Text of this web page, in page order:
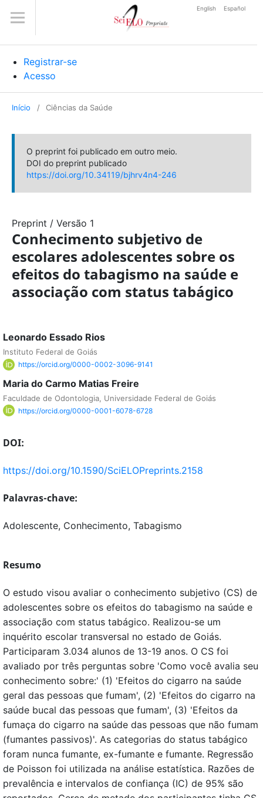
Registrar-se
Acesso
English Español
Início / Ciências da Saúde
O preprint foi publicado em outro meio.
DOI do preprint publicado
https://doi.org/10.34119/bjhrv4n4-246
Preprint / Versão 1
Conhecimento subjetivo de
escolares adolescentes sobre os
efeitos do tabagismo na saúde e
associação com status tabágico
Leonardo Essado Rios
Instituto Federal de Goiás
https://orcid.org/0000-0002-3096-9141
Maria do Carmo Matias Freire
Faculdade de Odontologia, Universidade Federal de Goiás
https://orcid.org/0000-0001-6078-6728
DOI:
https://doi.org/10.1590/SciELOPreprints.2158
Palavras-chave:
Adolescente, Conhecimento, Tabagismo
Resumo
O estudo visou avaliar o conhecimento subjetivo (CS) de
adolescentes sobre os efeitos do tabagismo na saúde e
associação com status tabágico. Realizou-se um
inquérito escolar transversal no estado de Goiás.
Participaram 3.034 alunos de 13-19 anos. O CS foi
avaliado por três perguntas sobre 'Como você avalia seu
conhecimento sobre:' (1) 'Efeitos do cigarro na saúde
geral das pessoas que fumam', (2) 'Efeitos do cigarro na
saúde bucal das pessoas que fumam', (3) 'Efeitos da
fumaça do cigarro na saúde das pessoas que não fumam
(fumantes passivos)'. As categorias do status tabágico
foram nunca fumante, ex-fumante e fumante. Regressão
de Poisson foi utilizada na análise estatística. Razões de
prevalência e intervalos de confiança (IC) de 95% são